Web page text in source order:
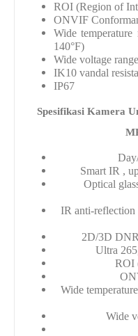
ROI (Region of
ONVIF
Wide
140°F)
Wide voltage
IK10 vandal
IP67
Spesifikasi Kamera
Smart IR ,
Optical
IR anti-reflection
2D/3D
Ultra
ROI
Wide
Wide